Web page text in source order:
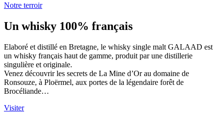
Notre terroir
Un whisky 100% français
Elaboré et distillé en Bretagne, le whisky single malt GALAAD est
un whisky français haut de gamme, produit par une distillerie
singulière et originale.
Venez découvrir les secrets de La Mine d’Or au domaine de
Ronsouze, à Ploërmel, aux portes de la légendaire forêt de
Brocéliande…
Visiter